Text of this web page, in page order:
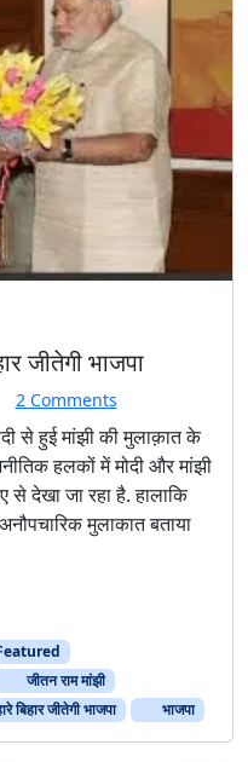
जीतेगी भाजपा
2 Commentso
n
बि
हा
र
चु
स
हा
से हुई मांझी की मुलाक़ात के
हलकों में मोदी और मांझी
देखा जा रहा है. हालाकि
मुलाकात बताया
जीतन राम मांझी
बिहार जीतेगी भाजपा भाजपा